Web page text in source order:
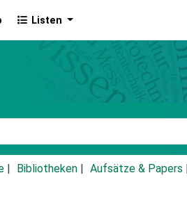
Listen
Bibliotheken Aufsätze & Papers